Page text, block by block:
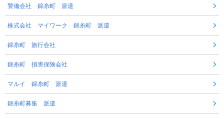
警備会社 錦糸町 派遣
株式会社 マイワーク 錦糸町 派遣
錦糸町 旅行会社
錦糸町 損害保険会社
マルイ 錦糸町 派遣
錦糸町募集 派遣